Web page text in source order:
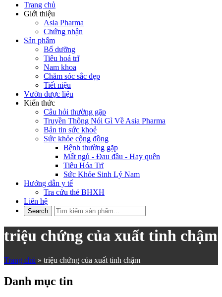
Trang chủ
Giới thiệu
Asia Pharma
Chứng nhận
Sản phẩm
Bổ dưỡng
Tiêu hoá trĩ
Nam khoa
Chăm sóc sắc đẹp
Tiết niệu
Vườn dược liệu
Kiến thức
Câu hỏi thường gặp
Truyền Thông Nói Gì Về Asia Pharma
Bản tin sức khoẻ
Sức khỏe cộng đồng
Bệnh thường gặp
Mất ngủ - Đau đầu - Hay quên
Tiêu Hóa Trĩ
Sức Khỏe Sinh Lý Nam
Hướng dẫn y tế
Tra cứu thẻ BHXH
Liên hệ
triệu chứng của xuất tinh chậm
Trang chủ » triệu chứng của xuất tinh chậm
Danh mục tin